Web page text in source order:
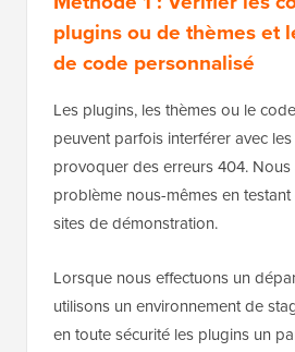
plugins ou de thèmes et
de code personnalisé
Les plugins, les thèmes ou le
peuvent parfois interférer avec
provoquer des erreurs 404.
problème nous-mêmes en
sites de démonstration.
Lorsque nous effectuons un
utilisons un environnement de
en toute sécurité les plugins un